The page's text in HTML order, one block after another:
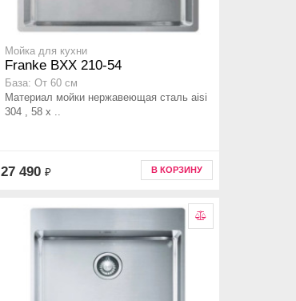
Мойка для кухни
Franke BXX 210-54
База: От 60 см
Материал мойки нержавеющая сталь aisi
304 , 58 x ..
27 490 ₽ В КОРЗИНУ